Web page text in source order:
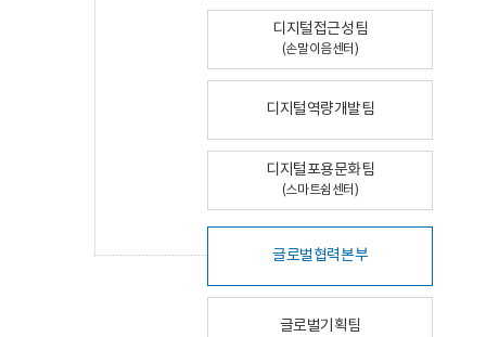
디지털접근성팀
(손말이음센터)
디지털역량개발팀
디지털포용문화팀
(스마트쉼센터)
글로벌협력본부
글로벌기획팀